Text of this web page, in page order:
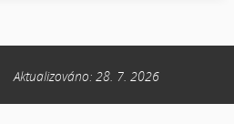
Aktualizováno: 28. 7. 2026